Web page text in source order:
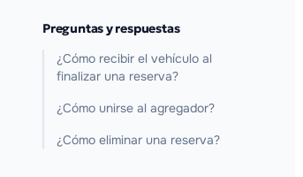
Preguntas y respuestas
¿Cómo recibir el vehículo al
finalizar una reserva?
¿Cómo unirse al agregador?
¿Cómo eliminar una reserva?